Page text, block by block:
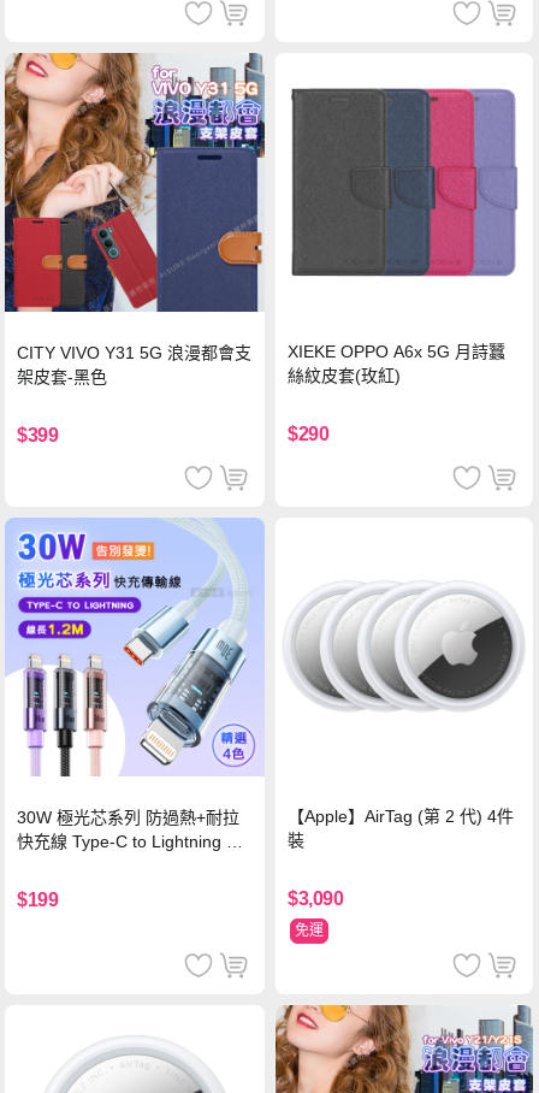
CITY VIVO Y31 5G 浪漫都會支
架皮套-黑色
$399
XIEKE OPPO A6x 5G 月詩蠶
絲紋皮套(玫紅)
$290
30W 極光芯系列 防過熱+耐拉
快充線 Type-C to Lightning 傳
$199
【Apple】AirTag (第 2 代) 4件
裝
$3,090
免運